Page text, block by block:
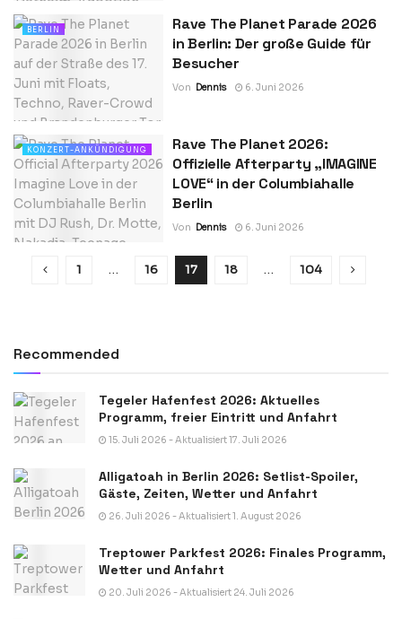
BERLIN
Rave The Planet Parade 2026
in Berlin: Der große Guide für
Besucher
Von Dennis 6. Juni 2026
KONZERT-ANKÜNDIGUNG
Rave The Planet 2026:
Offizielle Afterparty „IMAGINE
LOVE“ in der Columbiahalle
Berlin
Von Dennis 6. Juni 2026
1 … 16 17 18 … 104
Recommended
Tegeler Hafenfest 2026: Aktuelles
Programm, freier Eintritt und Anfahrt
15. Juli 2026 - Aktualisiert 17. Juli 2026
Alligatoah in Berlin 2026: Setlist-Spoiler,
Gäste, Zeiten, Wetter und Anfahrt
26. Juli 2026 - Aktualisiert 1. August 2026
Treptower Parkfest 2026: Finales Programm,
Wetter und Anfahrt
20. Juli 2026 - Aktualisiert 24. Juli 2026